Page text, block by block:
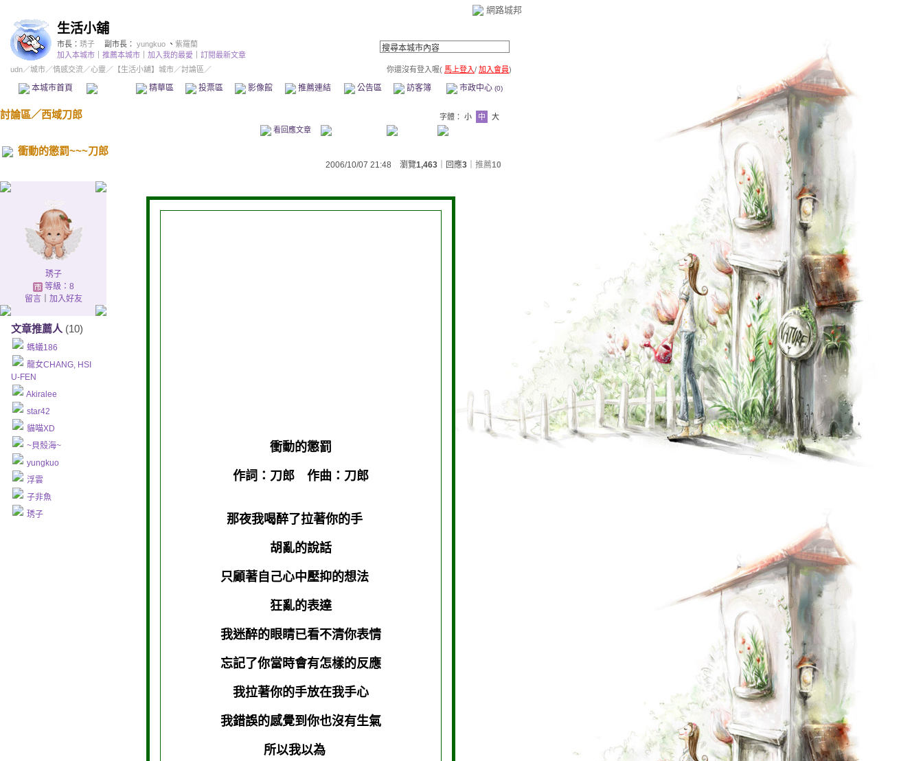
網路城邦
生活小舖
市長： 琇子 副市長： yungkuo 、 紫羅蘭
加入本城市
推薦本城市 加入我的最愛
訂閱最新文章
udn／城市／情感交流／心靈 ／ 【生活小舖】城市／討論區／ 你還沒有登入喔( 馬上登入/ 加入會員)
本城市首頁 精華區 投票區 影像館 推薦連結 公告區 訪客簿 市政中心 (0)
討論區／西域刀郎 字體： 小 中
大
看回應文章
衝動的懲罰~~~刀郎
2006/10/07 21:48 瀏覽1,463 ｜回應3 推薦10
琇子
等級：8
留言｜ 加入好友
文章推薦人 (10)
螞蟻186
龍女CHANG, HSI
U-FEN
Akiralee
star42
貓喵XD
~貝殼海~
yungkuo
浮雲
子非魚
琇子
衝動的懲罰
作詞：刀郎 作曲：刀郎
那夜我喝醉了拉著你的手
胡亂的說話
只顧著自己心中壓抑的想法
狂亂的表達
我迷醉的眼睛已看不清你表情
忘記了你當時會有怎樣的反應
我拉著你的手放在我手心
我錯誤的感覺到你也沒有生氣
所以我以為